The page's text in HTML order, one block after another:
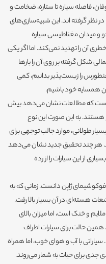
فاصله سیاره تا ستاره، ضخامت و
نظر گرفته اند. این شبیه‌سازی‌های
و میدان مغناطیسی سیاره
آن را تهدید نمی‌کند. اما اگر یکی
شکل‌ گرفته بر روی آن را بارها
را زیست‌پذیر بدانیم، کمی
همسایه خود باشیم.
است که مطالعات نشان می‌دهد بیش
هستند. به این صورت این نوع
طولانی، موارد جالب توجهی برای
هر چند تحقیق جدید نشان می‌دهد
از این سیارات را از رده
ژاپن دانست. زمانی که به
در سال 2011 سطح تششعات هسته‌ای در آن بسیار بالا رفت.
و خنک است، اما میزان بالای
حالت برای سیارات اطراف
با آب و هوای خوب، اما همراه
جدی برای حیات به شمار می‌روند.